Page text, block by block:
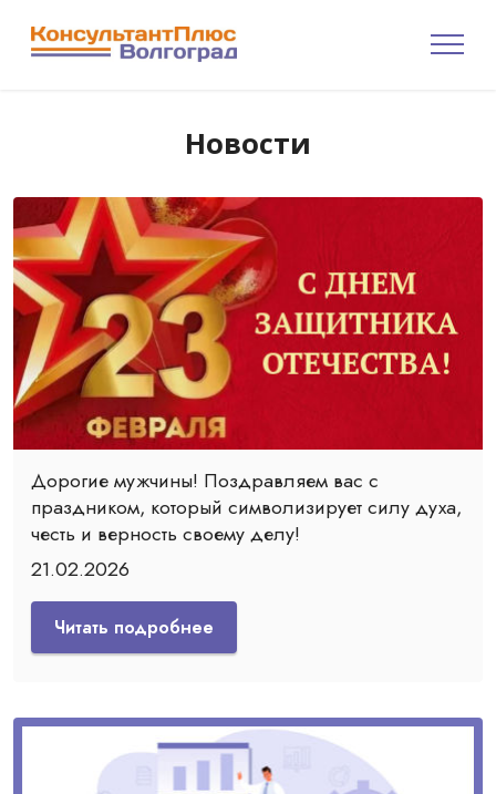
Новости
Дорогие мужчины! Поздравляем вас с
праздником, который символизирует силу духа,
честь и верность своему делу!
21.02.2026
Читать подробнее